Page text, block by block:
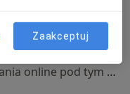
od 250 zł
Specjalista nie oferuje umawiania online pod tym adresem.
Zaakceptuj